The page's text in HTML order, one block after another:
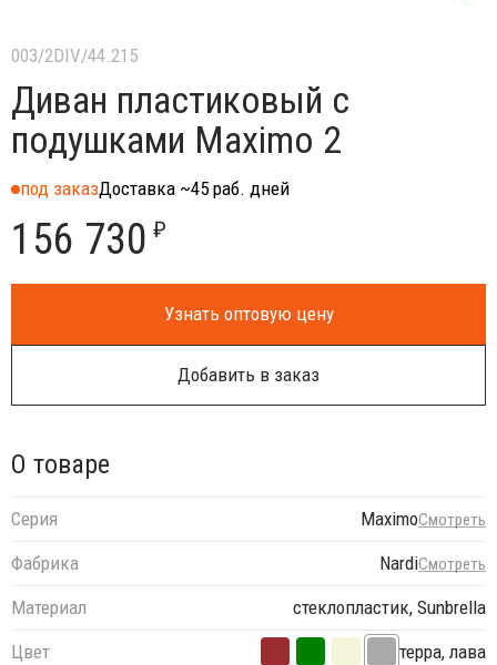
003/2DIV/44.215
Диван пластиковый с
подушками Maximo 2
под заказДоставка ~45 раб. дней
156 730 ₽
Узнать оптовую цену
Добавить в заказ
О товаре
Серия MaximoСмотреть
Фабрика NardiСмотреть
Материал
стеклопластик, Sunbrella
Цвет
терра, лава